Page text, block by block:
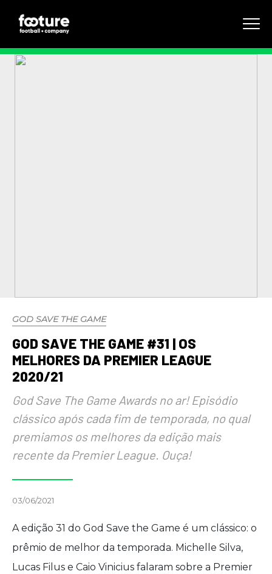
GOD SAVE THE GAME
GOD SAVE THE GAME #31 | OS
MELHORES DA PREMIER LEAGUE
2020/21
God Save The Game Awards no ar! Episódio
clássico após cada fim de temporada, no qual
premiamos os melhores da edição mais
recente da Premier League. Ouça!
03/06/2021
A edição 31 do God Save the Game é um clássico: o
prêmio de melhor da temporada. Michelle Silva,
Lucas Filus e Caio Vinicius falaram sobre a Premier